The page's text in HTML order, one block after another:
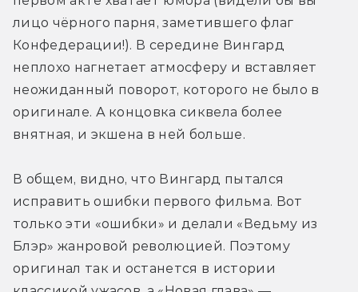
лицо чёрного парня, заметившего флаг
Конфедерации!). В середине Вингард
неплохо нагнетает атмосферу и вставляет
неожиданный поворот, которого не было в
оригинале. А концовка сиквела более
внятная, и экшена в ней больше.
В общем, видно, что Вингард пытался
исправить ошибки первого фильма. Вот
только эти «ошибки» и делали «Ведьму из
Блэр» жанровой революцией. Поэтому
оригинал так и останется в истории